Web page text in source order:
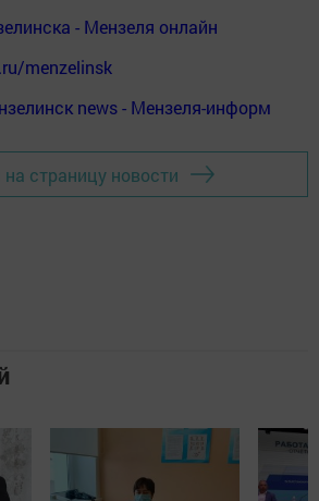
- Мензеля онлайн
menzelinsk
news - Мензеля-информ
на страницу новости